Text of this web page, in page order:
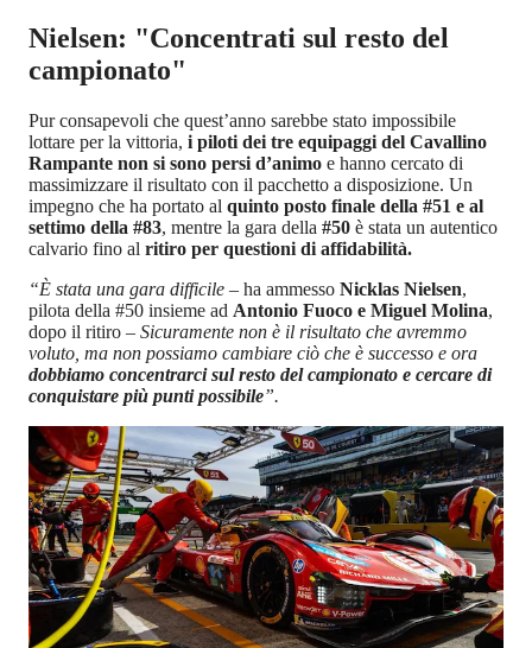
Nielsen: "Concentrati sul resto del
campionato"
Pur consapevoli che quest’anno sarebbe stato impossibile
lottare per la vittoria, i piloti dei tre equipaggi del Cavallino
Rampante non si sono persi d’animo e hanno cercato di
massimizzare il risultato con il pacchetto a disposizione. Un
impegno che ha portato al quinto posto finale della #51 e al
settimo della #83, mentre la gara della #50 è stata un autentico
calvario fino al ritiro per questioni di affidabilità.
“È stata una gara difficile – ha ammesso Nicklas Nielsen,
pilota della #50 insieme ad Antonio Fuoco e Miguel Molina,
dopo il ritiro – Sicuramente non è il risultato che avremmo
voluto, ma non possiamo cambiare ciò che è successo e ora
dobbiamo concentrarci sul resto del campionato e cercare di
conquistare più punti possibile”.